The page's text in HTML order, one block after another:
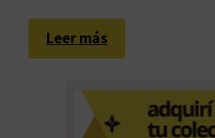
o
n
c
Leer más:
¿
m